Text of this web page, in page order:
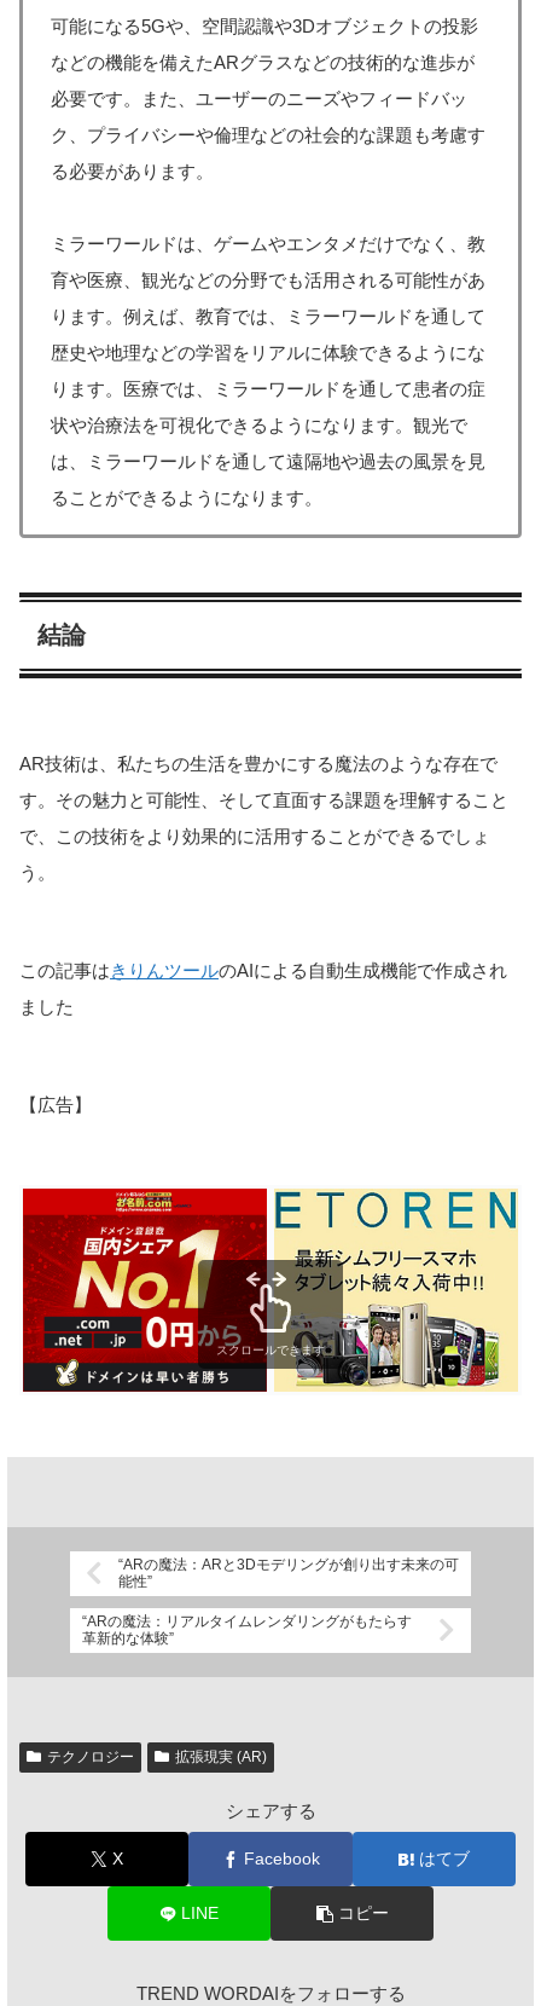
可能になる5Gや、空間認識や3Dオブジェクトの投影
などの機能を備えたARグラスなどの技術的な進歩が
必要です。また、ユーザーのニーズやフィードバッ
ク、プライバシーや倫理などの社会的な課題も考慮す
る必要があります。
ミラーワールドは、ゲームやエンタメだけでなく、教
育や医療、観光などの分野でも活用される可能性があ
ります。例えば、教育では、ミラーワールドを通して
歴史や地理などの学習をリアルに体験できるようにな
ります。医療では、ミラーワールドを通して患者の症
状や治療法を可視化できるようになります。観光で
は、ミラーワールドを通して遠隔地や過去の風景を見
ることができるようになります。
結論
AR技術は、私たちの生活を豊かにする魔法のような存在で
す。その魅力と可能性、そして直面する課題を理解すること
で、この技術をより効果的に活用することができるでしょ
う。
この記事はきりんツールのAIによる自動生成機能で作成され
ました
【広告】
スクロールできます
“ARの魔法：ARと3Dモデリングが創り出す未来の可
能性”
“ARの魔法：リアルタイムレンダリングがもたらす
革新的な体験”
テクノロジー 拡張現実 (AR)
シェアする
X Facebook はてブ
LINE コピー
TREND WORDAIをフォローする